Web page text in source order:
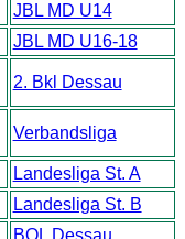
JBL MD U14
JBL MD U16-18
2. Bkl Dessau
Verbandsliga
Landesliga St. A
Landesliga St. B
BOL Dessau